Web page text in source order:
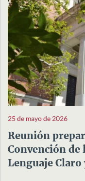
25 de mayo de 2026
Reunión
Convención de
Lenguaje Claro